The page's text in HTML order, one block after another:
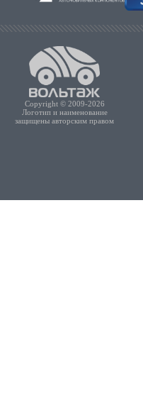
Copyright © 2009-2026
Логотип и наименование
защищены авторским правом